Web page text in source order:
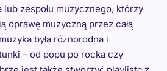
zespołu muzycznego, którzy
oprawę muzyczną przez całą
była różnorodna i
– od popu po rocka czy